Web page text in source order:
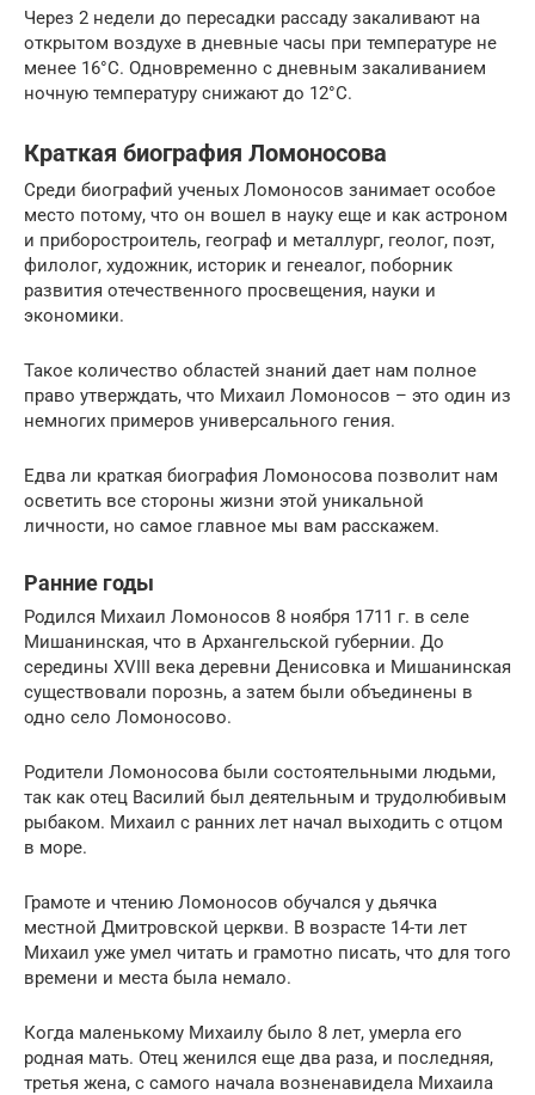
Через 2 недели до пересадки рассаду закаливают на
открытом воздухе в дневные часы при температуре не
менее 16°C. Одновременно с дневным закаливанием
ночную температуру снижают до 12°C.
Краткая биография Ломоносова
Среди биографий ученых Ломоносов занимает особое
место потому, что он вошел в науку еще и как астроном
и приборостроитель, географ и металлург, геолог, поэт,
филолог, художник, историк и генеалог, поборник
развития отечественного просвещения, науки и
экономики.
Такое количество областей знаний дает нам полное
право утверждать, что Михаил Ломоносов – это один из
немногих примеров универсального гения.
Едва ли краткая биография Ломоносова позволит нам
осветить все стороны жизни этой уникальной
личности, но самое главное мы вам расскажем.
Ранние годы
Родился Михаил Ломоносов 8 ноября 1711 г. в селе
Мишанинская, что в Архангельской губернии. До
середины XVIII века деревни Денисовка и Мишанинская
существовали порознь, а затем были объединены в
одно село Ломоносово.
Родители Ломоносова были состоятельными людьми,
так как отец Василий был деятельным и трудолюбивым
рыбаком. Михаил с ранних лет начал выходить с отцом
в море.
Грамоте и чтению Ломоносов обучался у дьячка
местной Дмитровской церкви. В возрасте 14-ти лет
Михаил уже умел читать и грамотно писать, что для того
времени и места была немало.
Когда маленькому Михаилу было 8 лет, умерла его
родная мать. Отец женился еще два раза, и последняя,
третья жена, с самого начала возненавидела Михаила